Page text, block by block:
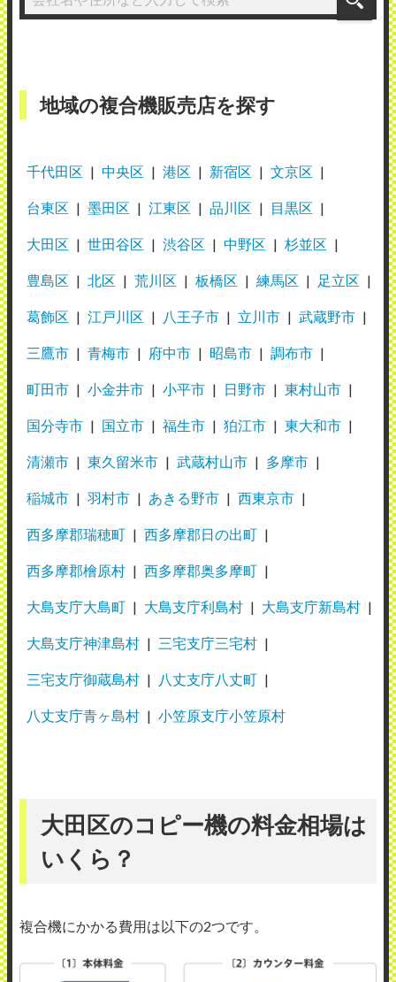
地域の複合機販売店を探す
千代田区 中央区 港区 新宿区 文京区
台東区 墨田区 江東区 品川区 目黒区
大田区 世田谷区 渋谷区 中野区 杉並区
豊島区 北区 荒川区 板橋区 練馬区 足立区
葛飾区 江戸川区 八王子市 立川市 武蔵野市
三鷹市 青梅市 府中市 昭島市 調布市
町田市 小金井市 小平市 日野市 東村山市
国分寺市 国立市 福生市 狛江市 東大和市
清瀬市 東久留米市 武蔵村山市 多摩市
稲城市 羽村市 あきる野市 西東京市
西多摩郡瑞穂町 西多摩郡日の出町
西多摩郡檜原村 西多摩郡奥多摩町
大島支庁大島町 大島支庁利島村 大島支庁新島村
大島支庁神津島村 三宅支庁三宅村
三宅支庁御蔵島村 八丈支庁八丈町
八丈支庁青ヶ島村 小笠原支庁小笠原村
大田区のコピー機の料金相場は
いくら？
複合機にかかる費用は以下の2つです。